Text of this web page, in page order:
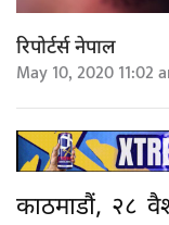
रिपोर्टर्स नेपाल
May 10, 2020 11:02
काठमाडौं, २८